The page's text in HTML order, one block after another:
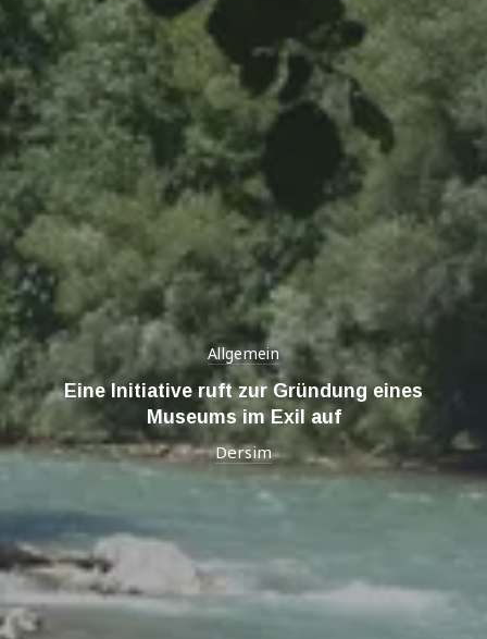
Allgemein
Eine Initiative ruft zur Gründung eines
Museums im Exil auf
Dersim